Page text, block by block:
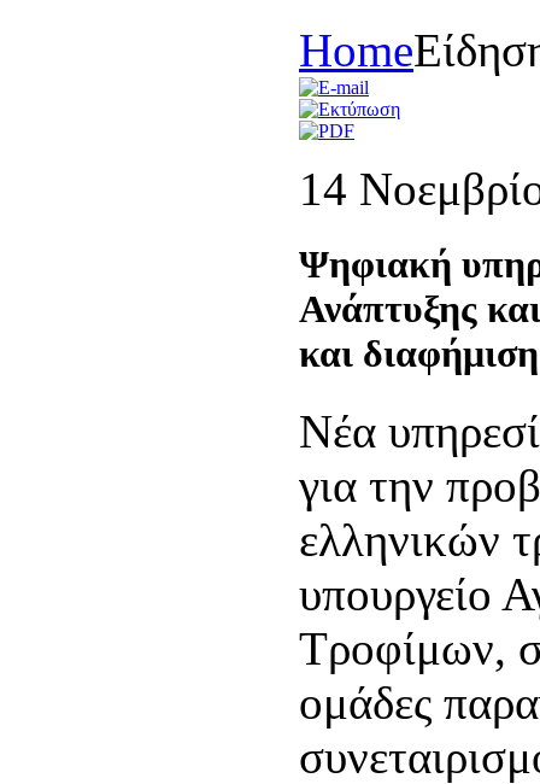
Home
14
Ψηφιακή
Ανάπτυξης
και
Νέα
για την
ελληνικών
υπουργείο
Τροφίμων,
ομάδες